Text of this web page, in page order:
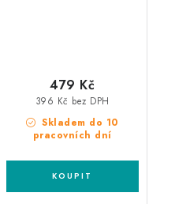
Skladem do 10
pracovních dní
396 Kč bez DPH
479 Kč